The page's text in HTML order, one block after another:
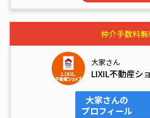
仲介手数料無
大家さん
LIXIL不動産シ
大家さんの
プロフィール